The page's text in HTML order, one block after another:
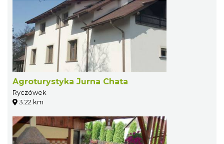
Agroturystyka Jurna Chata
Ryczówek
3.22 km